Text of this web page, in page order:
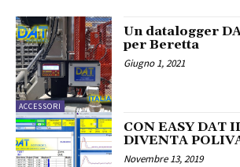
ACCESSORI
Un datalogger
per Beretta
Giugno 1, 2021
CON EASY DAT
DIVENTA
Novembre 13, 2019